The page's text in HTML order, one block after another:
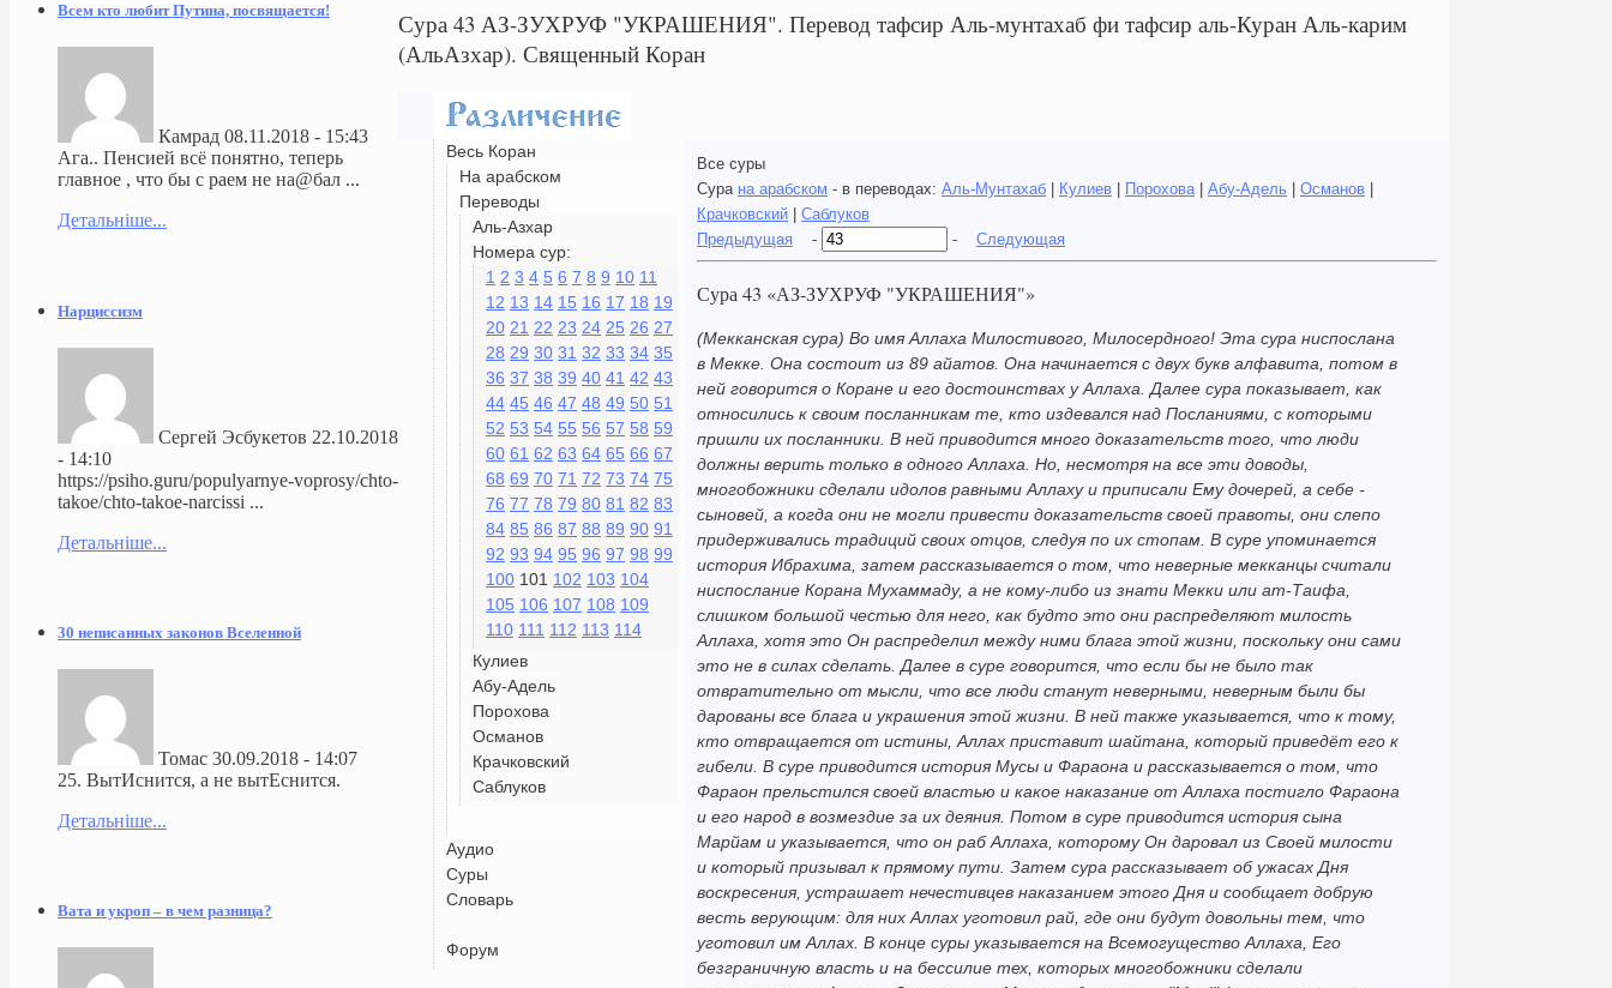
Сура 43 АЗ-ЗУХРУФ "УКРАШЕНИЯ". Перевод тафсир Аль-мунтахаб фи тафсир аль-Куран Аль-карим
(АльАзхар). Священный Коран
Весь Коран
На арабском
Переводы
Аль-Азхар
Номера сур:
1 2 3 4 5 6 7 8 9 10 11
12 13 14 15 16 17 18 19
20 21 22 23 24 25 26 27
28 29 30 31 32 33 34 35
36 37 38 39 40 41 42 43
44 45 46 47 48 49 50 51
52 53 54 55 56 57 58 59
60 61 62 63 64 65 66 67
68 69 70 71 72 73 74 75
76 77 78 79 80 81 82 83
84 85 86 87 88 89 90 91
92 93 94 95 96 97 98 99
100 101 102 103 104
105 106 107 108 109
110 111 112 113 114
Кулиев
Абу-Адель
Порохова
Османов
Крачковский
Саблуков
Аудио
Суры
Словарь
Форум
Все суры
Сура на арабском - в переводах: Аль-Мунтахаб | Кулиев | Порохова | Абу-Адель | Османов |
Крачковский | Саблуков
Предыдущая - - Следующая
Сура 43 «АЗ-ЗУХРУФ "УКРАШЕНИЯ"»
(Мекканская сура) Во имя Аллаха Милостивого, Милосердного! Эта сура ниспослана
в Мекке. Она состоит из 89 айатов. Она начинается с двух букв алфавита, потом в
ней говорится о Коране и его достоинствах у Аллаха. Далее сура показывает, как
относились к своим посланникам те, кто издевался над Посланиями, с которыми
пришли их посланники. В ней приводится много доказательств того, что люди
должны верить только в одного Аллаха. Но, несмотря на все эти доводы,
многобожники сделали идолов равными Аллаху и приписали Ему дочерей, а себе -
сыновей, а когда они не могли привести доказательств своей правоты, они слепо
придерживались традиций своих отцов, следуя по их стопам. В суре упоминается
история Ибрахима, затем рассказывается о том, что неверные мекканцы считали
ниспослание Корана Мухаммаду, а не кому-либо из знати Мекки или ат-Таифа,
слишком большой честью для него, как будто это они распределяют милость
Аллаха, хотя это Он распределил между ними блага этой жизни, поскольку они сами
это не в силах сделать. Далее в суре говорится, что если бы не было так
отвратительно от мысли, что все люди станут неверными, неверным были бы
дарованы все блага и украшения этой жизни. В ней также указывается, что к тому,
кто отвращается от истины, Аллах приставит шайтана, который приведёт его к
гибели. В суре приводится история Мусы и Фараона и рассказывается о том, что
Фараон прельстился своей властью и какое наказание от Аллаха постигло Фараона
и его народ в возмездие за их деяния. Потом в суре приводится история сына
Марйам и указывается, что он раб Аллаха, которому Он даровал из Своей милости
и который призывал к прямому пути. Затем сура рассказывает об ужасах Дня
воскресения, устрашает нечестивцев наказанием этого Дня и сообщает добрую
весть верующим: для них Аллах уготовил рай, где они будут довольны тем, что
уготовил им Аллах. В конце суры указывается на Всемогущество Аллаха, Его
безграничную власть и на бессилие тех, которых многобожники сделали
Всем кто любит Путина, посвящается!
Камрад 08.11.2018 - 15:43
Ага.. Пенсией всё понятно, теперь
главное , что бы с раем не на@бал ...
Детальніше...
Нарциссизм
Сергей Эсбукетов 22.10.2018
- 14:10
https://psiho.guru/populyarnye-voprosy/chto-
takoe/chto-takoe-narcissi ...
Детальніше...
30 неписанных законов Вселенной
Томас 30.09.2018 - 14:07
25. ВытИснится, а не вытЕснится.
Детальніше...
Вата и укроп – в чем разница?